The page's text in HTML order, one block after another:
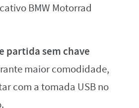
BMW Motorrad
partida sem chave
maior comodidade,
com a tomada USB no